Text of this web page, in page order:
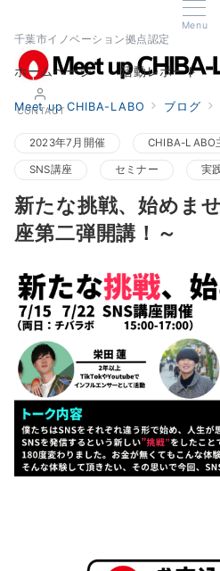
Menu
千葉市イノベーション拠点認定
CONTACT
ホームページ
Home
活動レポート
Meet up CHIBA-LABO ブログ
2023年7月開催 CHIBA-LABO
SNS講座 セミナー 実
新たな挑戦、始めま
座第二弾開講！～